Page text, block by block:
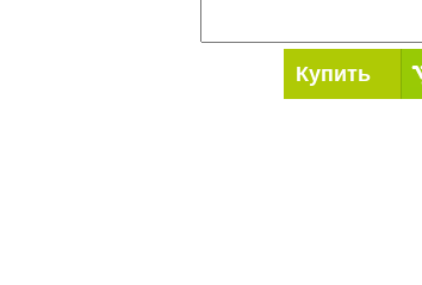
Купить